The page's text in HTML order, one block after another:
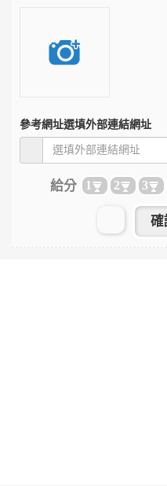
參考網址選填外部連結網址
給分 1 2 3